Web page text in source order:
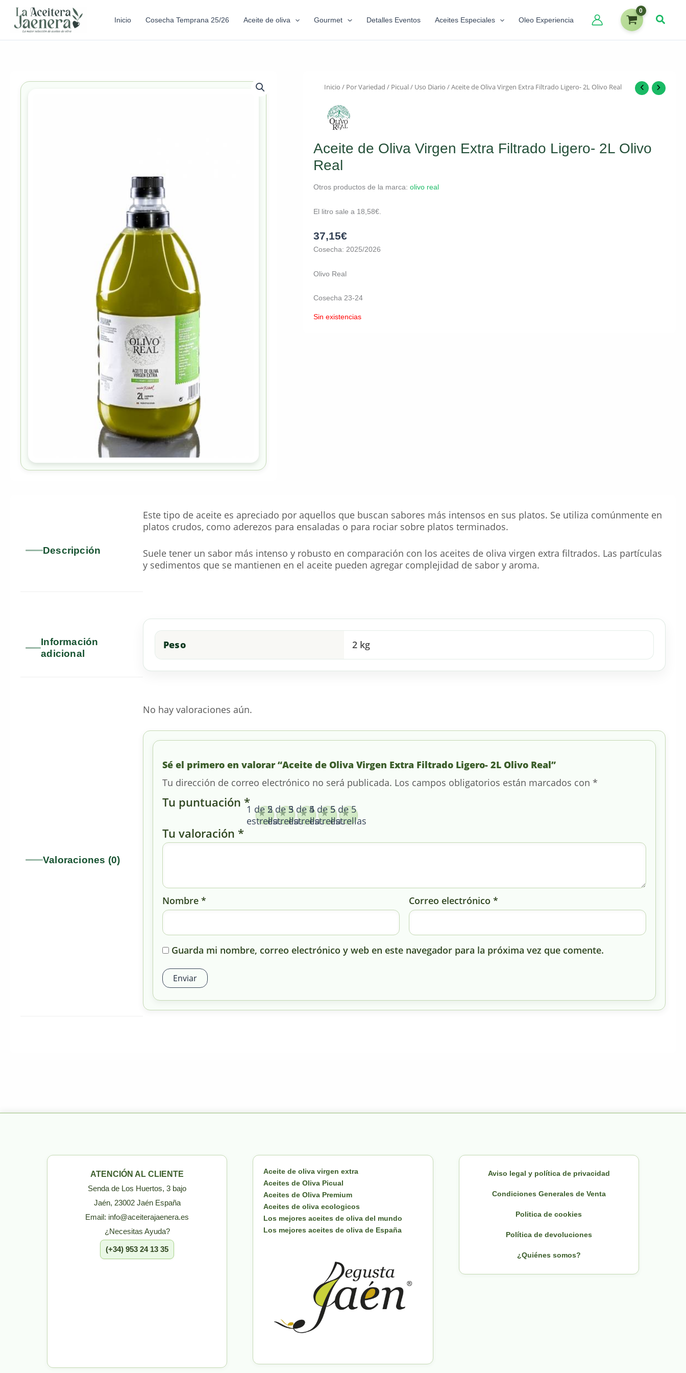
Inicio Cosecha Temprana 25/26 Aceite de oliva Gourmet Detalles Eventos Aceites Especiales Oleo Experiencia
Inicio / Por Variedad / Picual/ Uso Diario / Aceite de Oliva Virgen Extra Filtrado Ligero- 2L Olivo Real
Aceite de Oliva Virgen Extra Filtrado Ligero- 2L Olivo
Real
Otros productos de la marca: olivo real
El litro sale a 18,58€.
37,15€
Cosecha: 2025/2026
Olivo Real
Cosecha 23-24
Sin existencias
Descripción
Este tipo de aceite es apreciado por aquellos que buscan sabores más intensos en sus platos. Se utiliza comúnmente en
platos crudos, como aderezos para ensaladas o para rociar sobre platos terminados.
Suele tener un sabor más intenso y robusto en comparación con los aceites de oliva virgen extra filtrados. Las partículas
y sedimentos que se mantienen en el aceite pueden agregar complejidad de sabor y aroma.
Información
adicional
Peso 2 kg
Valoraciones (0)
No hay valoraciones aún.
Sé el primero en valorar “Aceite de Oliva Virgen Extra Filtrado Ligero- 2L Olivo Real”
Tu dirección de correo electrónico no será publicada. Los campos obligatorios están marcados con *
Tu puntuación *1 de 5
estrellas
2 de 5
estrellas
3 de 5
estrellas
4 de 5
estrellas
5 de 5
estrellas
Tu valoración *
Nombre * Correo electrónico*
Guarda mi nombre, correo electrónico y web en este navegador para la próxima vez que comente.
ATENCIÓN AL CLIENTE
Senda de Los Huertos, 3 bajo
Jaén, 23002 Jaén España
Email: info@aceiterajaenera.es
¿Necesitas Ayuda?
(+34) 953 24 13 35
Aceite de oliva virgen extra
Aceites de Oliva Picual
Aceites de Oliva Premium
Aceites de oliva ecologicos
Los mejores aceites de oliva del mundo
Los mejores aceites de oliva de España
Aviso legal y política de privacidad
Condiciones Generales de Venta
Politica de cookies
Política de devoluciones
¿Quiénes somos?